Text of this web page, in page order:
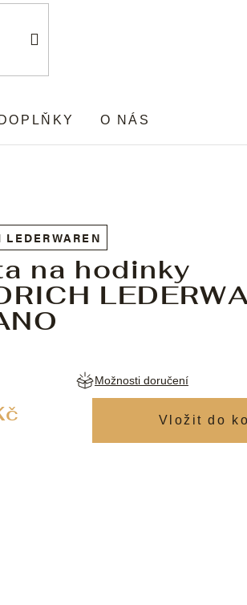
DOPLŇKY O NÁS
LEDERWAREN
na hodinky
Možnosti doručení